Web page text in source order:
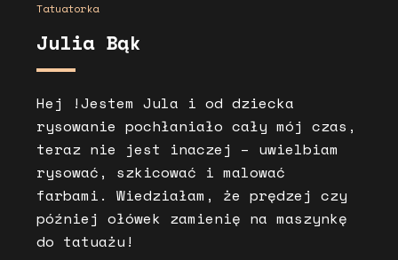
Tatuatorka
Julia Bąk
Hej !Jestem Jula i od dziecka
rysowanie pochłaniało cały mój czas,
teraz nie jest inaczej – uwielbiam
rysować, szkicować i malować
farbami. Wiedziałam, że prędzej czy
później ołówek zamienię na maszynkę
do tatuażu!